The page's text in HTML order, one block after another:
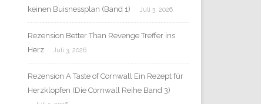
keinen Buisnessplan (Band 1)
Juli 3, 2026
Rezension Better Than Revenge Treffer ins
Herz
Juli 3, 2026
Rezension A Taste of Cornwall Ein Rezept für
Herzklopfen (Die Cornwall Reihe Band 3)